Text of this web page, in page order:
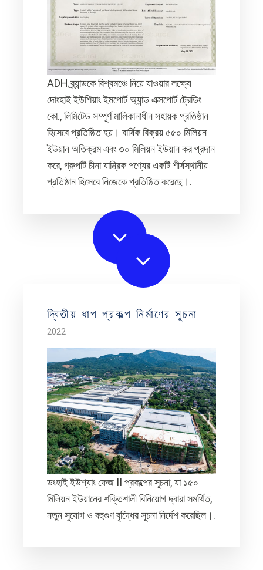
ADH ব্র্যান্ডকে বিশ্বমঞ্চে নিয়ে যাওয়ার লক্ষ্যে
দোংহাই ইউশিয়াং ইমপোর্ট অ্যান্ড এক্সপোর্ট ট্রেডিং
কো., লিমিটেড সম্পূর্ণ মালিকানাধীন সহায়ক প্রতিষ্ঠান
হিসেবে প্রতিষ্ঠিত হয়। বার্ষিক বিক্রয় ৫৫০ মিলিয়ন
ইউয়ান অতিক্রম এবং ৩০ মিলিয়ন ইউয়ান কর প্রদান
করে, গ্রুপটি চীনা যান্ত্রিক পণ্যের একটি শীর্ষস্থানীয়
প্রতিষ্ঠান হিসেবে নিজেকে প্রতিষ্ঠিত করেছে।.
দ্বিতীয় ধাপ প্রকল্প নির্মাণের সূচনা
2022
ডংহাই ইউশ্যাং ফেজ II প্রকল্পের সূচনা, যা ১৫০
মিলিয়ন ইউয়ানের শক্তিশালী বিনিয়োগ দ্বারা সমর্থিত,
নতুন সুযোগ ও বহুগুণ বৃদ্ধিের সূচনা নির্দেশ করেছিল।.